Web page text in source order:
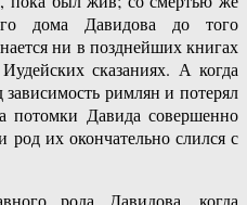
дома Давидова до того
ни в позднейших книгах
сказаниях. А когда
римлян и потерял
потомки Давида совершенно
их окончательно слился с